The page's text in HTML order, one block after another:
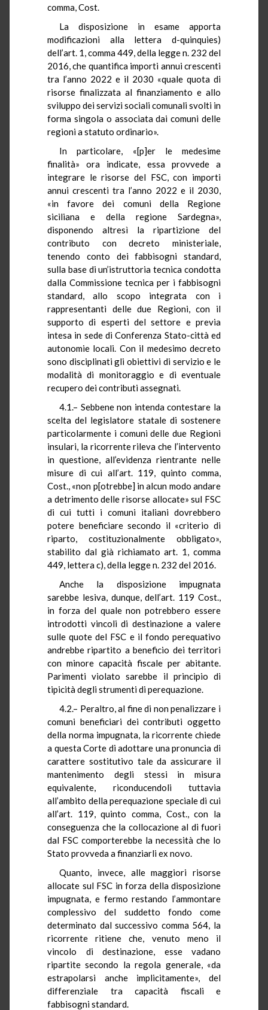
comma, Cost.
La disposizione in esame apporta
modificazioni alla lettera d-quinquies)
dell’art. 1, comma 449, della legge n. 232 del
2016, che quantifica importi annui crescenti
tra l’anno 2022 e il 2030 «quale quota di
risorse finalizzata al finanziamento e allo
sviluppo dei servizi sociali comunali svolti in
forma singola o associata dai comuni delle
regioni a statuto ordinario».
In particolare, «[p]er le medesime
finalità» ora indicate, essa provvede a
integrare le risorse del FSC, con importi
annui crescenti tra l’anno 2022 e il 2030,
«in favore dei comuni della Regione
siciliana e della regione Sardegna»,
disponendo altresì la ripartizione del
contributo con decreto ministeriale,
tenendo conto dei fabbisogni standard,
sulla base di un’istruttoria tecnica condotta
dalla Commissione tecnica per i fabbisogni
standard, allo scopo integrata con i
rappresentanti delle due Regioni, con il
supporto di esperti del settore e previa
intesa in sede di Conferenza Stato-città ed
autonomie locali. Con il medesimo decreto
sono disciplinati gli obiettivi di servizio e le
modalità di monitoraggio e di eventuale
recupero dei contributi assegnati.
4.1.– Sebbene non intenda contestare la
scelta del legislatore statale di sostenere
particolarmente i comuni delle due Regioni
insulari, la ricorrente rileva che l’intervento
in questione, all’evidenza rientrante nelle
misure di cui all’art. 119, quinto comma,
Cost., «non p[otrebbe] in alcun modo andare
a detrimento delle risorse allocate» sul FSC
di cui tutti i comuni italiani dovrebbero
potere beneficiare secondo il «criterio di
riparto, costituzionalmente obbligato»,
stabilito dal già richiamato art. 1, comma
449, lettera c), della legge n. 232 del 2016.
Anche la disposizione impugnata
sarebbe lesiva, dunque, dell’art. 119 Cost.,
in forza del quale non potrebbero essere
introdotti vincoli di destinazione a valere
sulle quote del FSC e il fondo perequativo
andrebbe ripartito a beneficio dei territori
con minore capacità fiscale per abitante.
Parimenti violato sarebbe il principio di
tipicità degli strumenti di perequazione.
4.2.– Peraltro, al fine di non penalizzare i
comuni beneficiari dei contributi oggetto
della norma impugnata, la ricorrente chiede
a questa Corte di adottare una pronuncia di
carattere sostitutivo tale da assicurare il
mantenimento degli stessi in misura
equivalente, riconducendoli tuttavia
all’ambito della perequazione speciale di cui
all’art. 119, quinto comma, Cost., con la
conseguenza che la collocazione al di fuori
dal FSC comporterebbe la necessità che lo
Stato provveda a finanziarli ex novo.
Quanto, invece, alle maggiori risorse
allocate sul FSC in forza della disposizione
impugnata, e fermo restando l’ammontare
complessivo del suddetto fondo come
determinato dal successivo comma 564, la
ricorrente ritiene che, venuto meno il
vincolo di destinazione, esse vadano
ripartite secondo la regola generale, «da
estrapolarsi anche implicitamente», del
differenziale tra capacità fiscali e
fabbisogni standard.